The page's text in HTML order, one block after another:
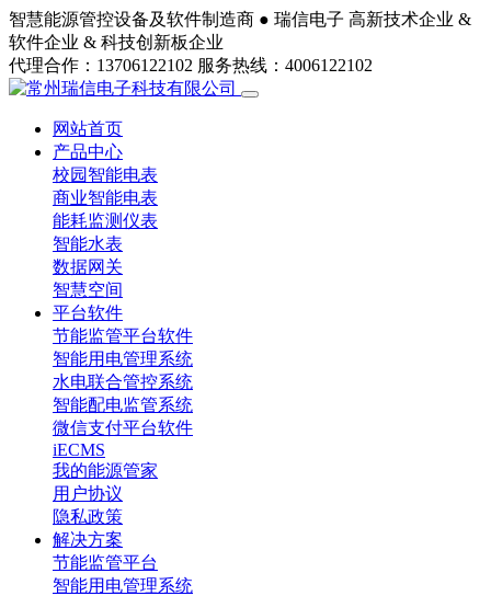
智慧能源管控设备及软件制造商 ● 瑞信电子 高新技术企业 &
软件企业 & 科技创新板企业
代理合作：13706122102 服务热线：4006122102
网站首页
产品中心
校园智能电表
商业智能电表
能耗监测仪表
智能水表
数据网关
智慧空间
平台软件
节能监管平台软件
智能用电管理系统
水电联合管控系统
智能配电监管系统
微信支付平台软件
iECMS
我的能源管家
用户协议
隐私政策
解决方案
节能监管平台
智能用电管理系统